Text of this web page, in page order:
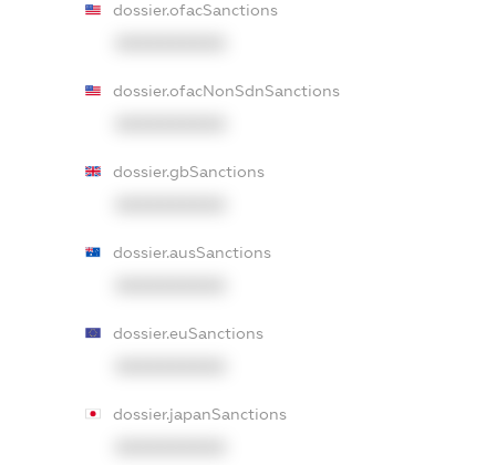
dossier.ofacSanctions
dossier.ofacNonSdnSanctions
dossier.gbSanctions
dossier.ausSanctions
dossier.euSanctions
dossier.japanSanctions